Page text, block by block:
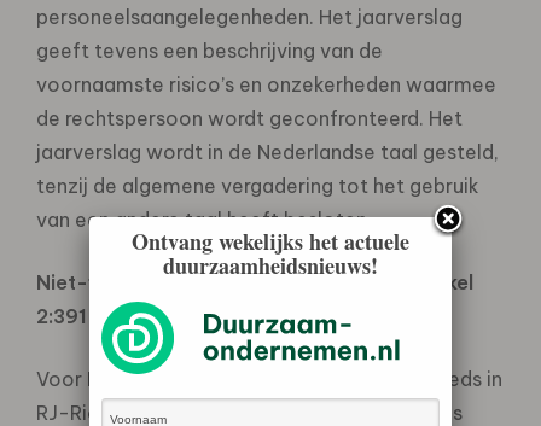
personeelsaangelegenheden. Het jaarverslag
geeft tevens een beschrijving van de
voornaamste risico’s en onzekerheden waarmee
de rechtspersoon wordt geconfronteerd. Het
jaarverslag wordt in de Nederlandse taal gesteld,
tenzij de algemene vergadering tot het gebruik
van een andere taal heeft besloten.
Niet-financiële prestatie-indicatoren, artikel
2:391 BW lid 1(aanpassing)
Voor Nederland betekent dit dat hetgeen reeds in
RJ-Richtlijn 400 werd gevraagd nu formeel is
Ontvang wekelijks het actuele
duurzaamheidsnieuws!